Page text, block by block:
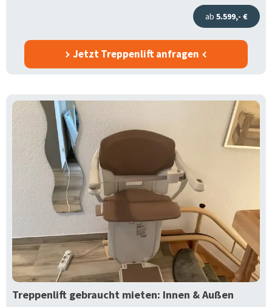
ab 5.599,- €
Jetzt Treppenlift anfragen
Treppenlift gebraucht mieten: Innen & Außen